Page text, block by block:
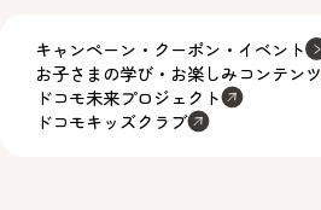
キャンペーン・クーポン・イベント
お子さまの学び・お楽しみコンテンツ
ドコモ未来プロジェクト
ドコモキッズクラブ